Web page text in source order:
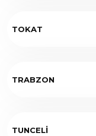
TOKAT
TRABZON
TUNCELİ